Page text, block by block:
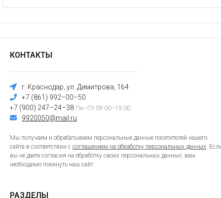
КОНТАКТЫ
г. Краснодар, ул. Димитрова, 164
+7 (861) 992–00–50
+7 (900) 247–24–38 Пн–Пт 09:00–19:00
9920050@mail.ru
Мы получаем и обрабатываем персональные данные посетителей нашего
сайта в соответствии с соглашением на обработку персональных данных.
вы не даете согласия на обработку своих персональных данных, вам
необходимо покинуть наш сайт.
РАЗДЕЛЫ